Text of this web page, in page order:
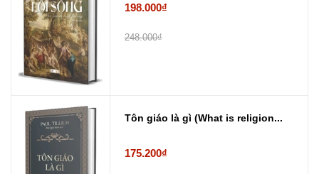
198.000₫
248.000₫
Tôn giáo là gì (What is religion...
175.200₫